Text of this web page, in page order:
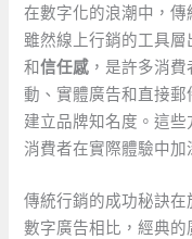
在數字化的浪潮中，傳
雖然線上行銷的工具
和信任感 ，是許多消
動、實體廣告和直接
建立品牌知名度。這
消費者在實際體驗中加
傳統行銷的成功秘訣在
數字廣告相比，經典